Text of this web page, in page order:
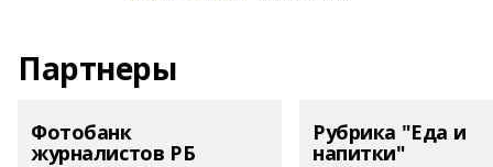
Партнеры
Фотобанк
журналистов РБ
Рубрика "Еда и
напитки"